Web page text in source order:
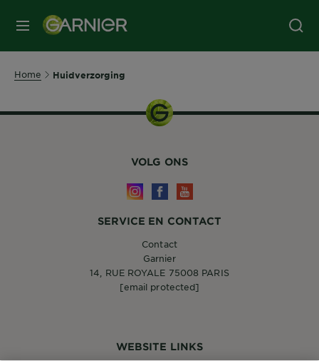
MENU
Home Huidverzorging
WEBSITE LINKS
VOLG ONS
SERVICE EN CONTACT
Contact
Garnier
14, RUE ROYALE 75008 PARIS
[email protected]